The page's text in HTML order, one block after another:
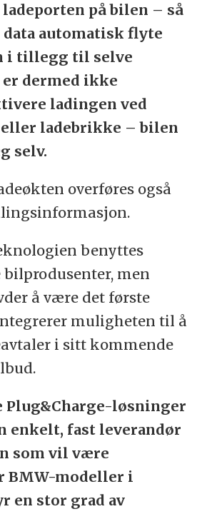
på bilen – så
automatisk flyte
i tillegg til selve
dermed ikke
ladingen ved
eller ladebrikke – bilen
selv.
overføres også
benyttes
bilprodusenter, men
å være det første
muligheten til å
i sitt kommende
Plug&Charge-løsninger
enkelt, fast leverandør
som vil være
modeller i
en stor grad av